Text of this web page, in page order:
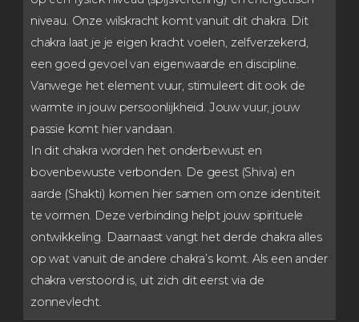
niveau. Onze wilskracht komt vanuit dit chakra. Dit
chakra laat je je eigen kracht voelen, zelfverzekerd,
een goed gevoel van eigenwaarde en discipline.
Vanwege het element vuur, stimuleert dit ook de
warmte in jouw persoonlijkheid. Jouw vuur, jouw
passie komt hier vandaan.
In dit chakra worden het onderbewust en
bovenbewuste verbonden. De geest (Shiva) en
aarde (Shakti) komen hier samen om onze identiteit
te vormen. Deze verbinding helpt jouw spirituele
ontwikkeling. Daarnaast vangt het derde chakra alles
op wat vanuit de andere chakra’s komt. Als een ander
chakra verstoord is, uit zich dit eerst via de
zonnevlecht.